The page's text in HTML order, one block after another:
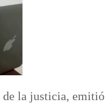
de la justicia, emitió